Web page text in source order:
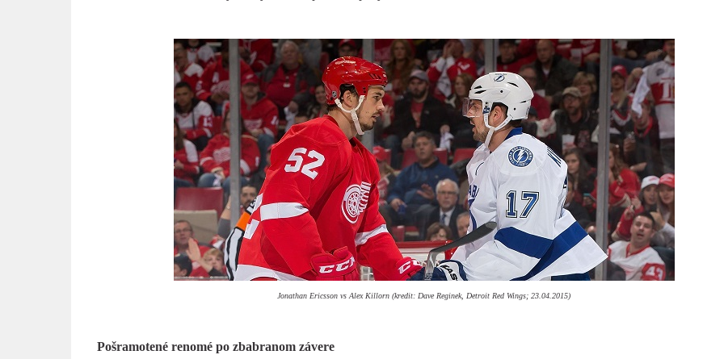
Jonathan Ericsson vs Alex Killorn (kredit: Dave Reginek, Detroit Red Wings; 23.04.2015)
Pošramotené renomé po zbabranom závere